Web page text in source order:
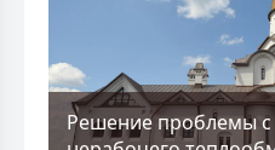
Решение проблемы с